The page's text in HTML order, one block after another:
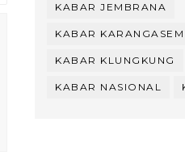
KABAR JEMBRANA
KABAR KARANGASEM
KABAR KLUNGKUNG
KABAR NASIONAL